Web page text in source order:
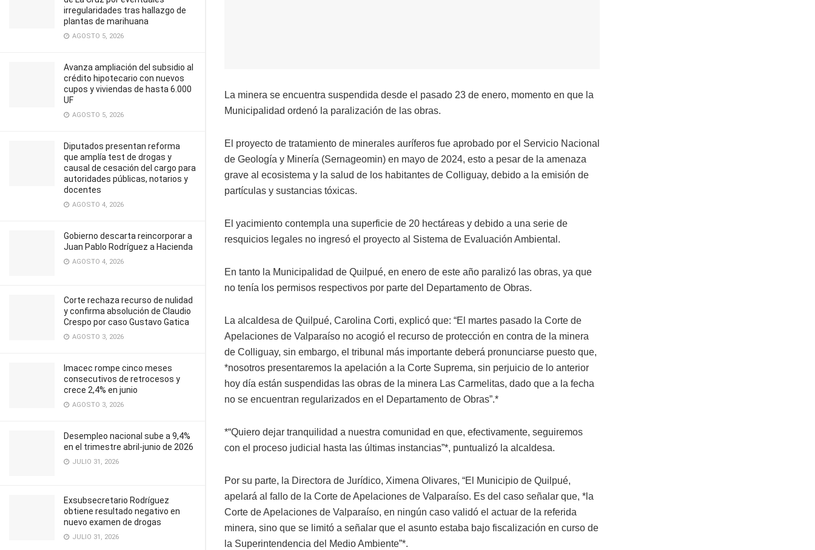
irregularidades tras hallazgo de
plantas de marihuana
AGOSTO 5, 2026
Avanza ampliación del subsidio al
crédito hipotecario con nuevos
cupos y viviendas de hasta 6.000
UF
AGOSTO 5, 2026
Diputados presentan reforma
que amplía test de drogas y
causal de cesación del cargo para
autoridades públicas, notarios y
docentes
AGOSTO 4, 2026
Gobierno descarta reincorporar a
Juan Pablo Rodríguez a Hacienda
AGOSTO 4, 2026
Corte rechaza recurso de nulidad
y confirma absolución de Claudio
Crespo por caso Gustavo Gatica
AGOSTO 3, 2026
Imacec rompe cinco meses
consecutivos de retrocesos y
crece 2,4% en junio
AGOSTO 3, 2026
Desempleo nacional sube a 9,4%
en el trimestre abril-junio de 2026
JULIO 31, 2026
Exsubsecretario Rodríguez
obtiene resultado negativo en
nuevo examen de drogas
JULIO 31, 2026
La minera se encuentra suspendida desde el pasado 23 de enero, momento en que la
Municipalidad ordenó la paralización de las obras.
El proyecto de tratamiento de minerales auríferos fue aprobado por el Servicio Nacional
de Geología y Minería (Sernageomin) en mayo de 2024, esto a pesar de la amenaza
grave al ecosistema y la salud de los habitantes de Colliguay, debido a la emisión de
partículas y sustancias tóxicas.
El yacimiento contempla una superficie de 20 hectáreas y debido a una serie de
resquicios legales no ingresó el proyecto al Sistema de Evaluación Ambiental.
En tanto la Municipalidad de Quilpué, en enero de este año paralizó las obras, ya que
no tenía los permisos respectivos por parte del Departamento de Obras.
La alcaldesa de Quilpué, Carolina Corti, explicó que: “El martes pasado la Corte de
Apelaciones de Valparaíso no acogió el recurso de protección en contra de la minera
de Colliguay, sin embargo, el tribunal más importante deberá pronunciarse puesto que,
*nosotros presentaremos la apelación a la Corte Suprema, sin perjuicio de lo anterior
hoy día están suspendidas las obras de la minera Las Carmelitas, dado que a la fecha
no se encuentran regularizados en el Departamento de Obras”.*
*“Quiero dejar tranquilidad a nuestra comunidad en que, efectivamente, seguiremos
con el proceso judicial hasta las últimas instancias”*, puntualizó la alcaldesa.
Por su parte, la Directora de Jurídico, Ximena Olivares, “El Municipio de Quilpué,
apelará al fallo de la Corte de Apelaciones de Valparaíso. Es del caso señalar que, *la
Corte de Apelaciones de Valparaíso, en ningún caso validó el actuar de la referida
minera, sino que se limitó a señalar que el asunto estaba bajo fiscalización en curso de
la Superintendencia del Medio Ambiente”*.